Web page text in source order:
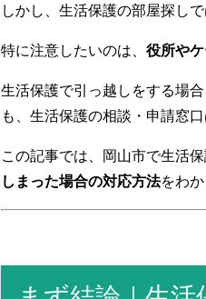
しかし、生活保護の部屋探し
特に注意したいのは、 役所や
生活保護で引っ越しをする場
も、生活保護の相談・申請窓
この記事では、岡山市で生活
しまった場合の対応方法をわか